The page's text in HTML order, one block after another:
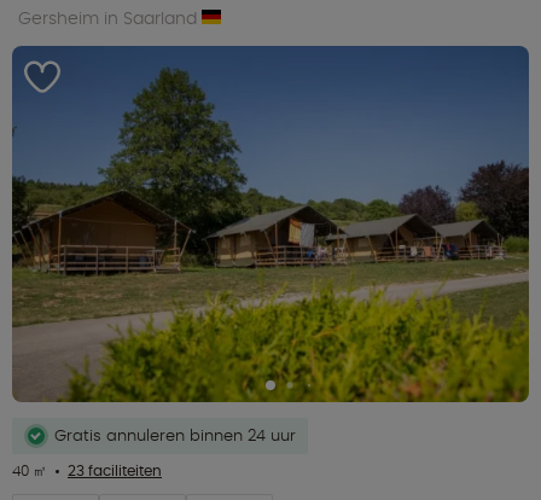
Gersheim in Saarland
Gratis annuleren binnen 24 uur
40 ㎡
23 faciliteiten